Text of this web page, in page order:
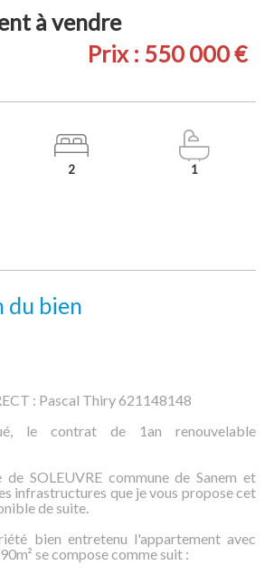
à vendre
Prix : 550 000 €
2 1
du bien
: Pascal Thiry 621148148
le contrat de 1an renouvelable
SOLEUVRE commune de Sanem et
infrastructures que je vous propose cet
de suite.
bien entretenu l'appartement avec
se compose comme suit :